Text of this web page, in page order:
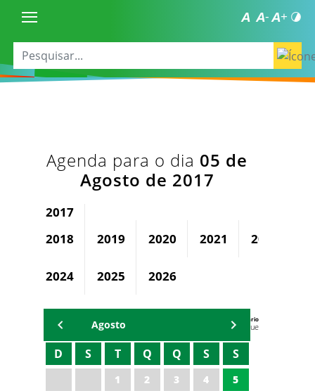
Agenda para o dia 05 de
Agosto de 2017
2017
2018
2019 2020 2021 2022
2024 2025 2026
Agenda do Secretário
Zezinho Albuquerque
Agosto
D S T Q Q S S
1 2 3 4
5